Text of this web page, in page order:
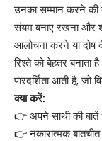
उनका सम्मान करने की
संयम बनाए रखना और
आलोचना करने या दोष
रिश्ते को बेहतर बनाता
पारदर्शिता आती है, जो
क्या करें:
👉 अपने साथी की
👉 नकारात्मक